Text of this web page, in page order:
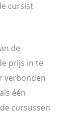
cursist
de
prijs in te
verbonden
één
cursussen